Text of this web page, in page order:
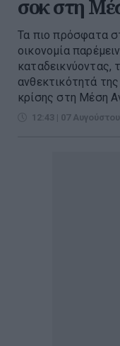
σοκ στη
Τα πιο πρόσφατα
οικονομία
καταδεικνύοντας,
ανθεκτικότητά
κρίσης στη Μέση
12:43 | 07